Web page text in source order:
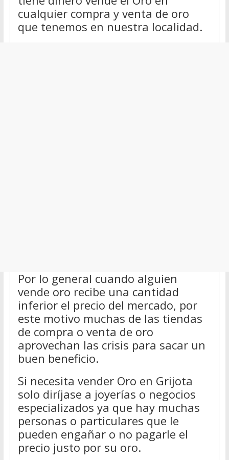
cualquier compra y venta de oro
que tenemos en nuestra localidad.
Por lo general cuando alguien
vende oro recibe una cantidad
inferior el precio del mercado, por
este motivo muchas de las tiendas
de compra o venta de oro
aprovechan las crisis para sacar un
buen beneficio.
Si necesita vender Oro en Grijota
solo diríjase a joyerías o negocios
especializados ya que hay muchas
personas o particulares que le
pueden engañar o no pagarle el
precio justo por su oro.